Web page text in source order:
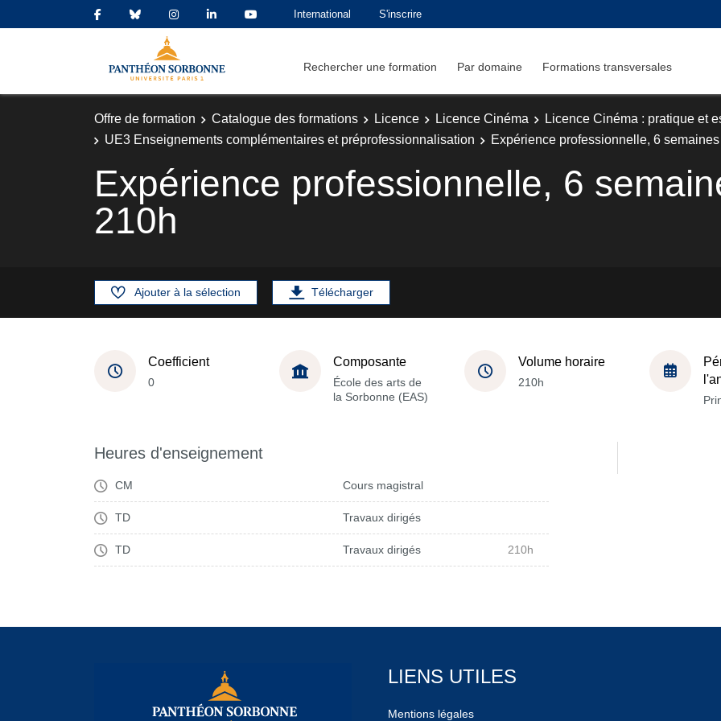
International S'inscrire
Rechercher une formation Par domaine Formations transversales
Offre de formation Catalogue des formations Licence Licence Cinéma
Licence Cinéma : pratique et
UE3 Enseignements complémentaires et préprofessionnalisation
Expérience professionnelle, 6
Expérience professionnelle, 6
210h
Ajouter à la sélection Télécharger
Coefficient
0
Composante
École des arts de
la Sorbonne (EAS)
Volume horaire
210h
Heures d'enseignement
CM Cours magistral
TD Travaux dirigés
TD Travaux dirigés 210h
LIENS UTILES
Mentions légales